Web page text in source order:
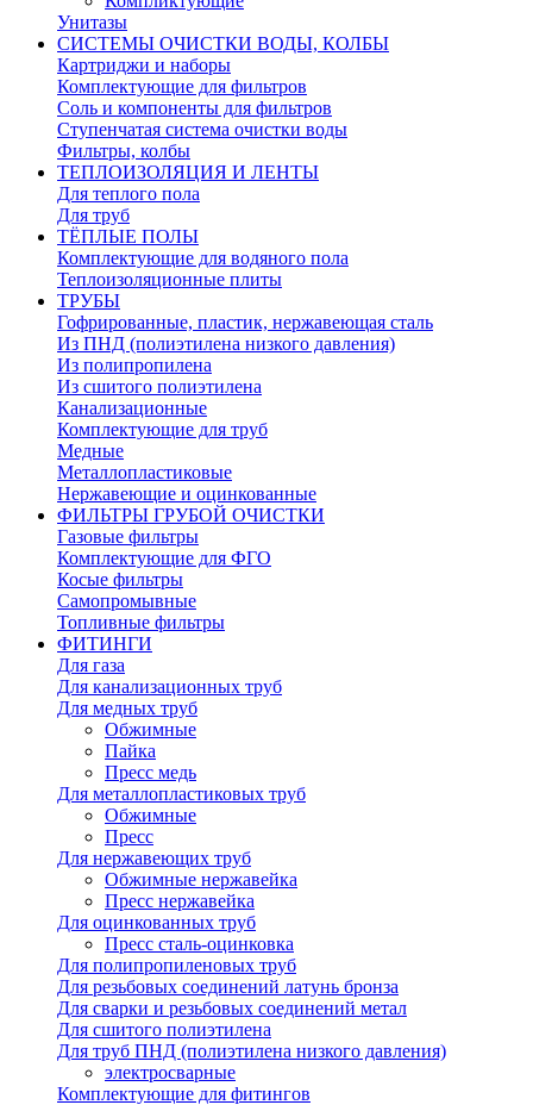
Унитазы
СИСТЕМЫ ОЧИСТКИ ВОДЫ, КОЛБЫ
Картриджи и наборы
Комплектующие для фильтров
Соль и компоненты для фильтров
Ступенчатая система очистки воды
Фильтры, колбы
ТЕПЛОИЗОЛЯЦИЯ И ЛЕНТЫ
Для теплого пола
Для труб
ТЁПЛЫЕ ПОЛЫ
Комплектующие для водяного пола
Теплоизоляционные плиты
ТРУБЫ
Гофрированные, пластик, нержавеющая сталь
Из ПНД (полиэтилена низкого давления)
Из полипропилена
Из сшитого полиэтилена
Канализационные
Комплектующие для труб
Медные
Металлопластиковые
Нержавеющие и оцинкованные
ФИЛЬТРЫ ГРУБОЙ ОЧИСТКИ
Газовые фильтры
Комплектующие для ФГО
Косые фильтры
Самопромывные
Топливные фильтры
ФИТИНГИ
Для газа
Для канализационных труб
Для медных труб
Обжимные
Пайка
Пресс медь
Для металлопластиковых труб
Обжимные
Пресс
Для нержавеющих труб
Обжимные нержавейка
Пресс нержавейка
Для оцинкованных труб
Пресс сталь-оцинковка
Для полипропиленовых труб
Для резьбовых соединений латунь бронза
Для сварки и резьбовых соединений метал
Для сшитого полиэтилена
Для труб ПНД (полиэтилена низкого давления)
электросварные
Комплектующие для фитингов